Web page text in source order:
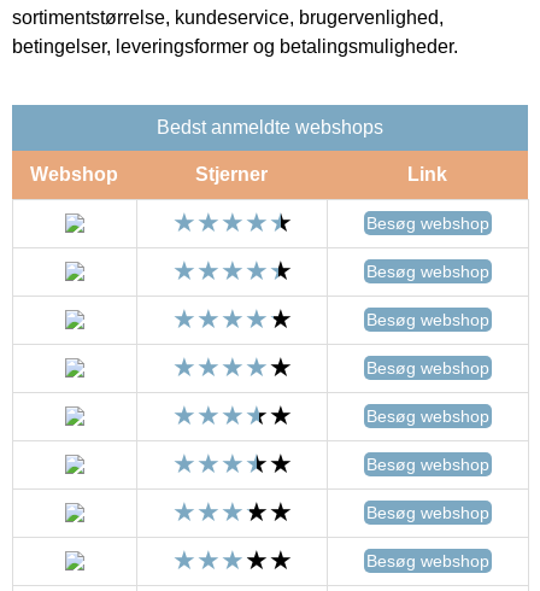
sortimentstørrelse, kundeservice, brugervenlighed,
betingelser, leveringsformer og betalingsmuligheder.
Bedst anmeldte webshops
Webshop Stjerner Link
Besøg webshop
Besøg webshop
Besøg webshop
Besøg webshop
Besøg webshop
Besøg webshop
Besøg webshop
Besøg webshop